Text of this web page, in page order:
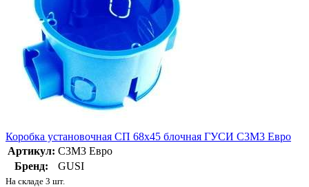
Коробка установочная СП 68х45 блочная ГУСИ С3М3 Евро
Артикул: С3М3 Евро
Бренд:
GUSI
На складе 3 шт.